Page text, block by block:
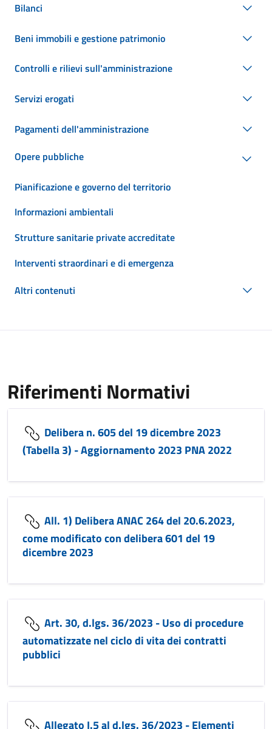
Bilanci
Beni immobili e gestione patrimonio
Controlli e rilievi sull'amministrazione
Servizi erogati
Pagamenti dell'amministrazione
Opere pubbliche
Pianificazione e governo del territorio
Informazioni ambientali
Strutture sanitarie private accreditate
Interventi straordinari e di emergenza
Altri contenuti
Riferimenti Normativi
Delibera n. 605 del 19 dicembre 2023
(Tabella 3) - Aggiornamento 2023 PNA 2022
All. 1) Delibera ANAC 264 del 20.6.2023,
come modificato con delibera 601 del 19
dicembre 2023
Art. 30, d.lgs. 36/2023 - Uso di procedure
automatizzate nel ciclo di vita dei contratti
pubblici
Allegato I.5 al d.lgs. 36/2023 - Elementi